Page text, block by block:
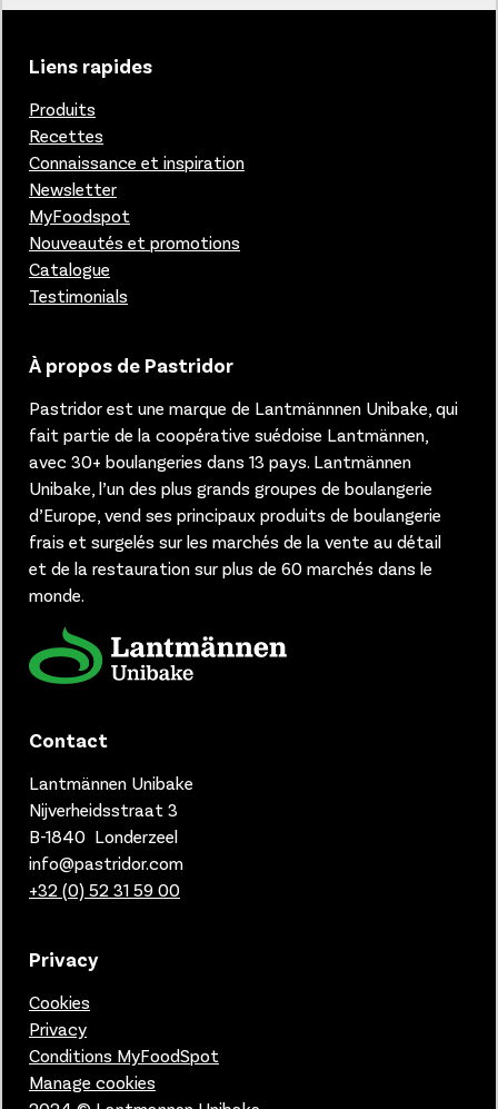
Liens rapides
Produits
Recettes
Connaissance et inspiration
Newsletter
MyFoodspot
Nouveautés et promotions
Catalogue
Testimonials
À propos de Pastridor
Pastridor est une marque de Lantmännnen Unibake, qui
fait partie de la coopérative suédoise Lantmännen,
avec 30+ boulangeries dans 13 pays. Lantmännen
Unibake, l’un des plus grands groupes de boulangerie
d’Europe, vend ses principaux produits de boulangerie
frais et surgelés sur les marchés de la vente au détail
et de la restauration sur plus de 60 marchés dans le
monde.
Contact
Lantmännen Unibake
Nijverheidsstraat 3
B-1840 Londerzeel
info@pastridor.com
+32 (0) 52 31 59 00
Privacy
Cookies
Privacy
Conditions MyFoodSpot
Manage cookies